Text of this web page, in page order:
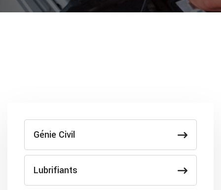
Génie Civil
Lubrifiants